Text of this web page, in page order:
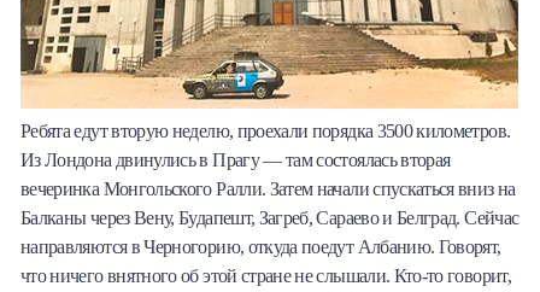
Ребята едут вторую неделю, проехали порядка 3500 километров.
Из Лондона двинулись в Прагу — там состоялась вторая
вечеринка Монгольского Ралли. Затем начали спускаться вниз на
Балканы через Вену, Будапешт, Загреб, Сараево и Белград. Сейчас
направляются в Черногорию, откуда поедут Албанию. Говорят,
что ничего внятного об этой стране не слышали. Кто-то говорит,